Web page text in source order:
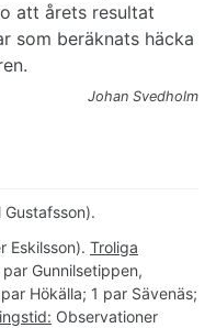
att årets resultat
som beräknats häcka
Johan Svedholm
Gustafsson).
Eskilsson). Troliga
Gunnilsetippen,
Hökälla; 1 par Sävenäs;
Observationer